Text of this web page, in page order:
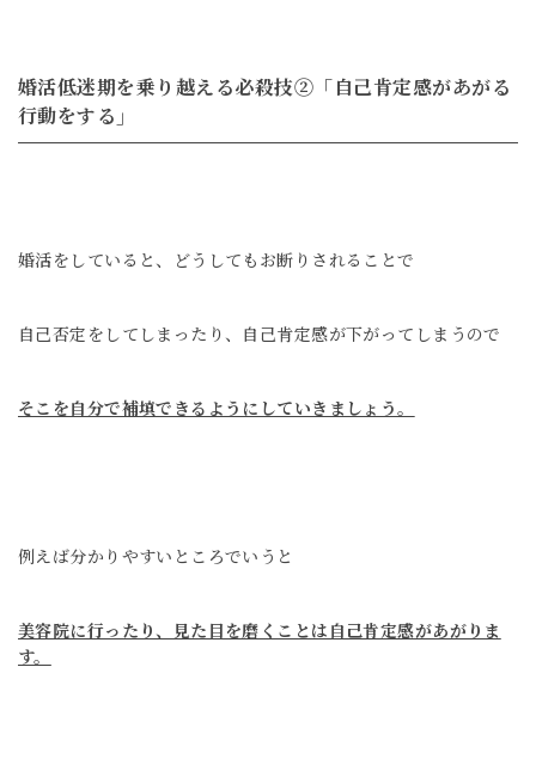
婚活低迷期を乗り越える必殺技②「自己肯定感があがる
行動をする」
婚活をしていると、 どうしてもお断りされることで
自己否定をしてしまったり、 自己肯定感が下がってしまうので
そこを自分で補填できるようにしていきましょう。
例えば分かりやすいところでいうと
美容院に行ったり、見た目を磨くことは自己肯定感があがりま
す。